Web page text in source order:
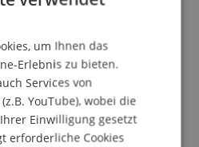
Fachzeitschrift
um Ihnen das
Erlebnis zu bieten.
Services von
YouTube), wobei die
Einwilligung gesetzt
erforderliche Cookies